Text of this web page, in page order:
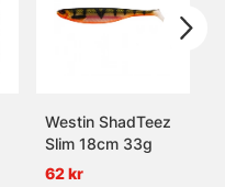
Westin ShadTeez
Slim 18cm 33g
62 kr